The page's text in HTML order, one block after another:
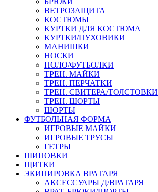
ВЕТРОЗАЩИТА
КОСТЮМЫ
КУРТКИ ДЛЯ КОСТЮМА
КУРТКИ/ПУХОВИКИ
МАНИШКИ
НОСКИ
ПОЛО/ФУТБОЛКИ
ТРЕН. МАЙКИ
ТРЕН. ПЕРЧАТКИ
ТРЕН. СВИТЕРА/ТОЛСТОВКИ
ТРЕН. ШОРТЫ
ШОРТЫ
ФУТБОЛЬНАЯ ФОРМА
ИГРОВЫЕ МАЙКИ
ИГРОВЫЕ ТРУСЫ
ГЕТРЫ
ШИПОВКИ
ЩИТКИ
ЭКИПИРОВКА ВРАТАРЯ
АКСЕССУАРЫ Д/ВРАТАРЯ